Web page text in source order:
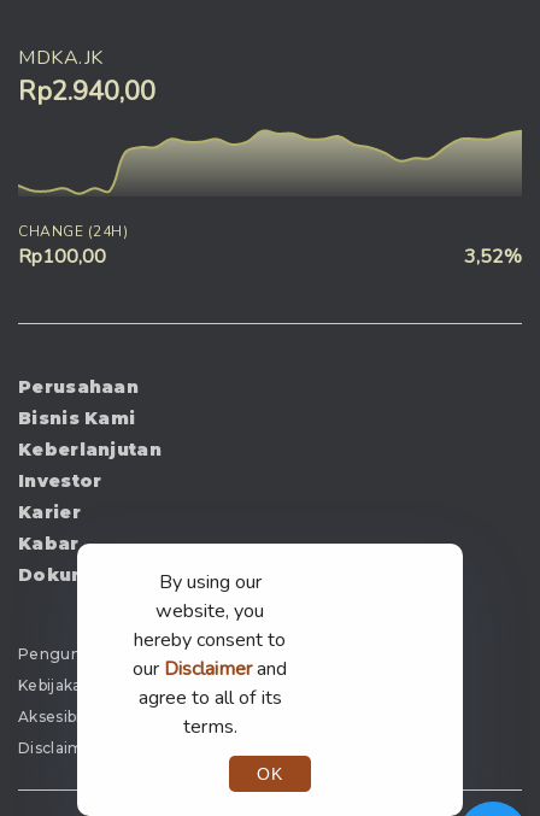
MDKA.JK
Rp2.940,00
CHANGE (24H)
Rp100,00 3,52%
Perusahaan
Bisnis Kami
Keberlanjutan
Investor
Karier
Kabar
Dokumen
Pengumuman
Kebijakan Privasi
Aksesibilitas
Disclaimer
By using our
website, you
hereby consent to
our Disclaimerand
agree to all of its
terms.
OK